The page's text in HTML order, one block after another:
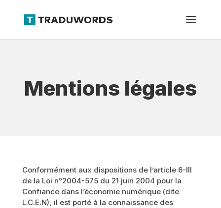
Mentions légales
Conformément aux dispositions de l’article 6-III
de la Loi n°2004-575 du 21 juin 2004 pour la
Confiance dans l’économie numérique (dite
L.C.E.N), il est porté à la connaissance des